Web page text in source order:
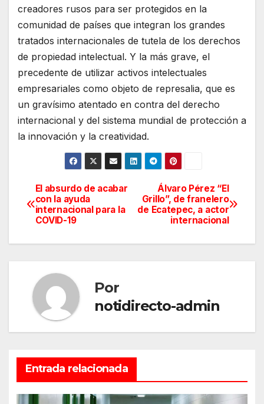
creadores rusos para ser protegidos en la
comunidad de países que integran los grandes
tratados internacionales de tutela de los derechos
de propiedad intelectual. Y la más grave, el
precedente de utilizar activos intelectuales
empresariales como objeto de represalia, que es
un gravísimo atentado en contra del derecho
internacional y del sistema mundial de protección a
la innovación y la creatividad.
Navegación
de
entradas
Álvaro Pérez “El
Grillo”, de franelero
de Ecatepec, a actor
internacional
El absurdo de acabar
con la ayuda
internacional para la
COVID-19
Por
notidirecto-admin
Entrada relacionada